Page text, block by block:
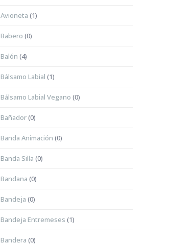
Avioneta (1)
Babero (0)
Balón (4)
Bálsamo Labial (1)
Bálsamo Labial Vegano (0)
Bañador(0)
Banda Animación (0)
Banda Silla (0)
Bandana (0)
Bandeja (0)
Bandeja Entremeses (1)
Bandera (0)